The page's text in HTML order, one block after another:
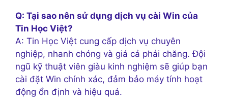
Q: Tại sao nên sử dụng dịch vụ cài Win của
Tin Học Việt?
A: Tin Học Việt cung cấp dịch vụ chuyên
nghiệp, nhanh chóng và giá cả phải chăng. Đội
ngũ kỹ thuật viên giàu kinh nghiệm sẽ giúp bạn
cài đặt Win chính xác, đảm bảo máy tính hoạt
động ổn định và hiệu quả.